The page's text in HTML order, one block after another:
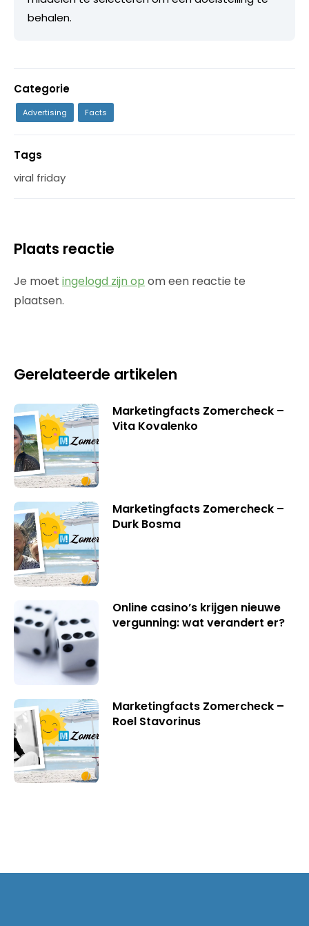
behalen.
Categorie
Advertising Facts
Tags
viral friday
Plaats reactie
Je moet ingelogd zijn op om een reactie te
plaatsen.
Gerelateerde artikelen
Marketingfacts Zomercheck –
Vita Kovalenko
Marketingfacts Zomercheck –
Durk Bosma
Online casino’s krijgen nieuwe
vergunning: wat verandert er?
Marketingfacts Zomercheck –
Roel Stavorinus